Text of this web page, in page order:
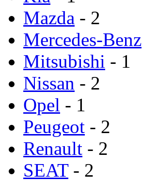
Mazda - 2
Mercedes-Benz
Mitsubishi - 1
Nissan - 2
Opel - 1
Peugeot - 2
Renault - 2
SEAT- 2